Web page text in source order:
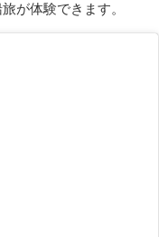
が体験できます。